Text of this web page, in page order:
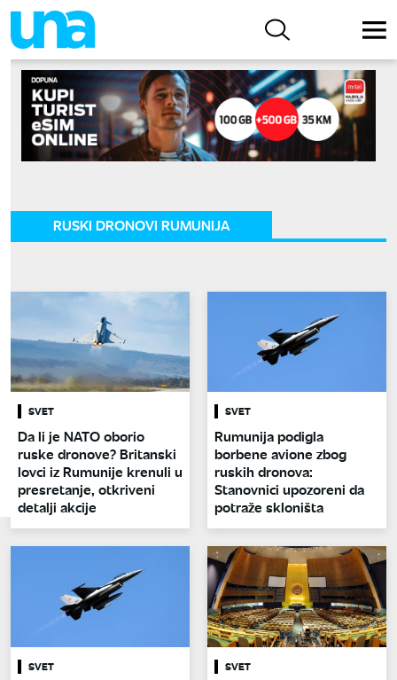
RUSKI DRONOVI RUMUNIJA
SVET
Da li je NATO oborio
ruske dronove? Britanski
lovci iz Rumunije krenuli u
presretanje, otkriveni
detalji akcije
SVET
Rumunija podigla
borbene avione zbog
ruskih dronova:
Stanovnici upozoreni da
potraže skloništa
SVET SVET